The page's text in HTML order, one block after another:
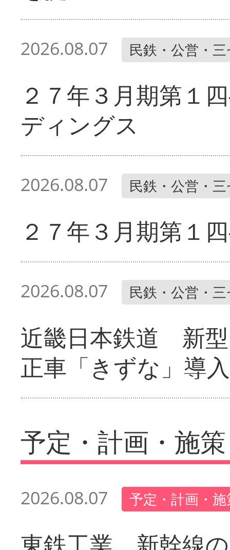
2026.08.07 民鉄・公営・
２７年３月期第１
ディングス
2026.08.07 民鉄・公営・
２７年３月期第１
2026.08.07 民鉄・公営・
近畿日本鉄道 新
正車「きずな」導入
予定・計画・施策
2026.08.07 予定・計画・